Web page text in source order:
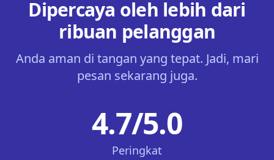
Dipercaya oleh lebih dari
ribuan pelanggan
Anda aman di tangan yang tepat. Jadi, mari
pesan sekarang juga.
Peringkat
4.7/5.0